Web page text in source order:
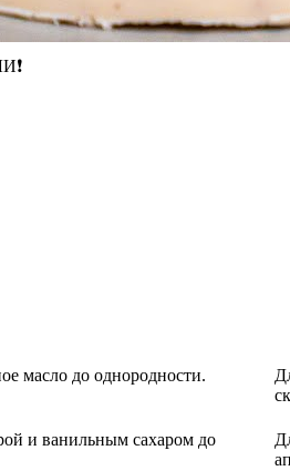
масло до однородности.
и ванильным сахаром до